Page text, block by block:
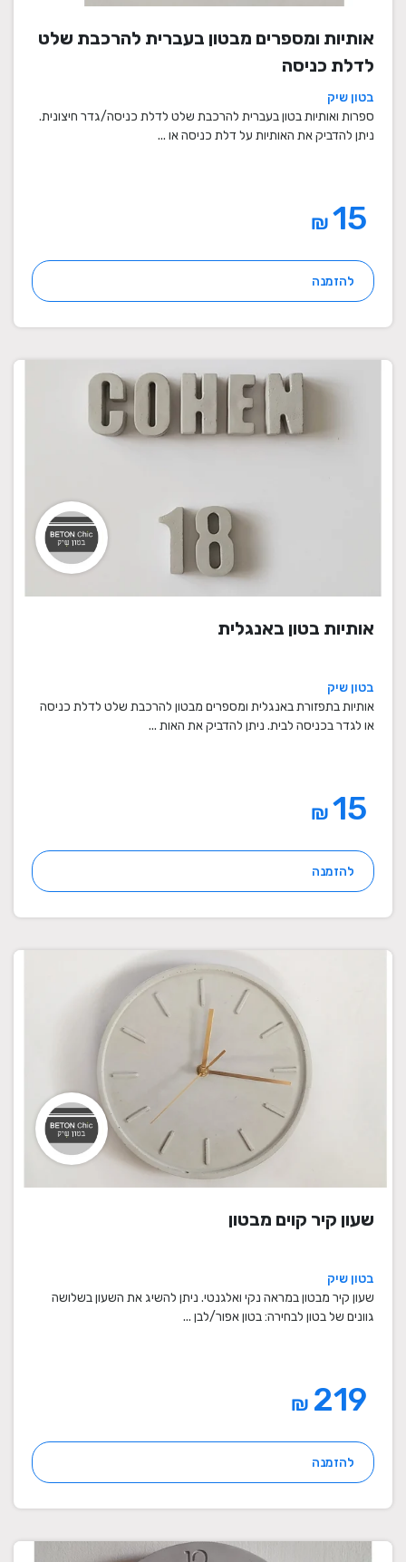
אותיות ומספרים מבטון בעברית להרכבת שלט
לדלת כניסה
בטון שיק
ספרות ואותיות בטון בעברית להרכבת שלט לדלת כניסה/גדר חיצונית.
ניתן להדביק את האותיות על דלת כניסה או ...
₪
להזמנה
אותיות בטון באנגלית
בטון שיק
אותיות בתפזורת באנגלית ומספרים מבטון להרכבת שלט לדלת כניסה
או לגדר בכניסה לבית. ניתן להדביק את האות ...
₪
להזמנה
שעון קיר קוים מבטון
בטון שיק
שעון קיר מבטון במראה נקי ואלגנטי. ניתן להשיג את השעון בשלושה
גוונים של בטון לבחירה: בטון אפור/לבן ...
₪
להזמנה